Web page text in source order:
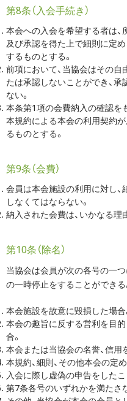
第8条（入会手続き）
本会への入会を希望する者は、
及び承認を得た上で細則に定
するものとする。
前項において、当協会はその
たは承認しないことができ、
ない。
本条第1項の会費納入の確認を
本規約による本会の利用契約
るものとする。
第9条（会費）
会員は本会施設の利用に対し
しなくてはならない。
納入された会費は、いかなる理
第10条（除名）
当協会は会員が次の各号の一
の一時停止をすることができる
本会施設を故意に毀損した場合
本会の趣旨に反する営利を目
合。
本会または当協会の名誉、信用
本規約、細則、その他本会の定
入会に際し虚偽の申告をした
第7条各号のいずれかを満たさ